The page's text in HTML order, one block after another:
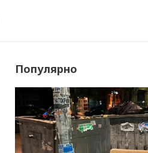
Популярно